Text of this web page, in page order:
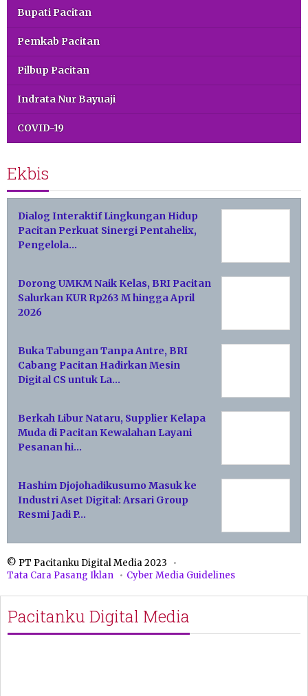
Bupati Pacitan
Pemkab Pacitan
Pilbup Pacitan
Indrata Nur Bayuaji
COVID-19
Ekbis
Dialog Interaktif Lingkungan Hidup
Pacitan Perkuat Sinergi Pentahelix,
Pengelola…
Dorong UMKM Naik Kelas, BRI Pacitan
Salurkan KUR Rp263 M hingga April
2026
Buka Tabungan Tanpa Antre, BRI
Cabang Pacitan Hadirkan Mesin
Digital CS untuk La…
Berkah Libur Nataru, Supplier Kelapa
Muda di Pacitan Kewalahan Layani
Pesanan hi…
Hashim Djojohadikusumo Masuk ke
Industri Aset Digital: Arsari Group
Resmi Jadi P…
© PT Pacitanku Digital Media 2023
Tata Cara Pasang Iklan
Cyber Media Guidelines
Pacitanku Digital Media